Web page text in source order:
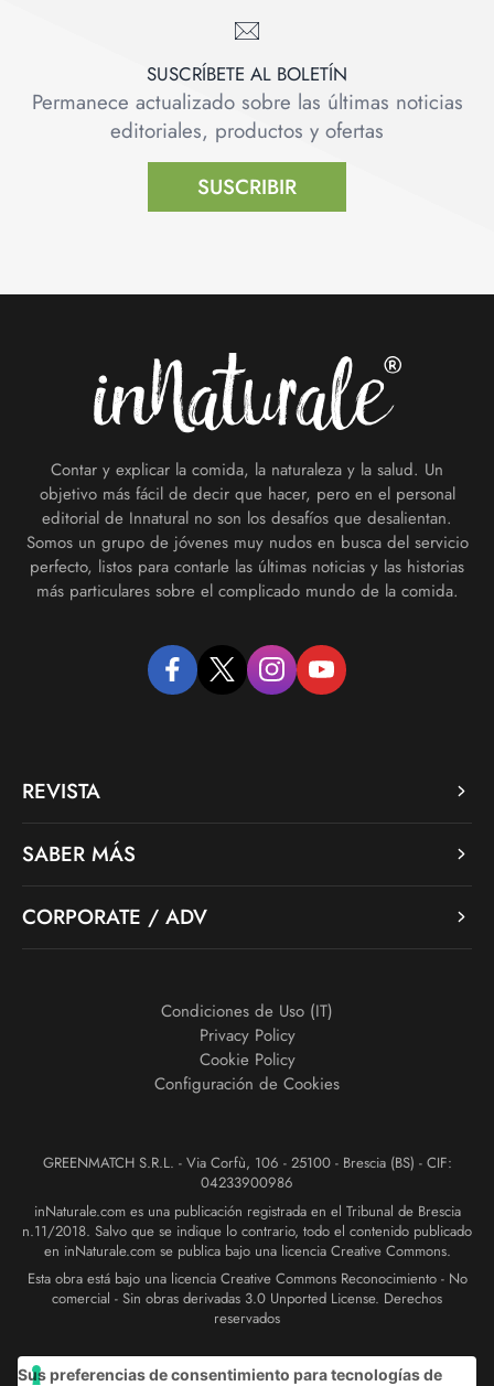
SUSCRÍBETE AL BOLETÍN
Permanece actualizado sobre las últimas noticias
editoriales, productos y ofertas
SUSCRIBIR
Contar y explicar la comida, la naturaleza y la salud. Un
objetivo más fácil de decir que hacer, pero en el personal
editorial de Innatural no son los desafíos que desalientan.
Somos un grupo de jóvenes muy nudos en busca del servicio
perfecto, listos para contarle las últimas noticias y las historias
más particulares sobre el complicado mundo de la comida.
facebooktwitter instagramyoutube
REVISTA
SABER MÁS
CORPORATE / ADV
Condiciones de Uso (IT)
Privacy Policy
Cookie Policy
Configuración de Cookies
GREENMATCH S.R.L. - Via Corfù, 106 - 25100 - Brescia (BS) - CIF:
04233900986
inNaturale.com es una publicación registrada en el Tribunal de Brescia
n.11/2018. Salvo que se indique lo contrario, todo el contenido publicado
en inNaturale.com se publica bajo una licencia Creative Commons.
Esta obra está bajo una licencia Creative Commons Reconocimiento - No
comercial - Sin obras derivadas 3.0 Unported License. Derechos
reservados
Sus preferencias de consentimiento para tecnologías de